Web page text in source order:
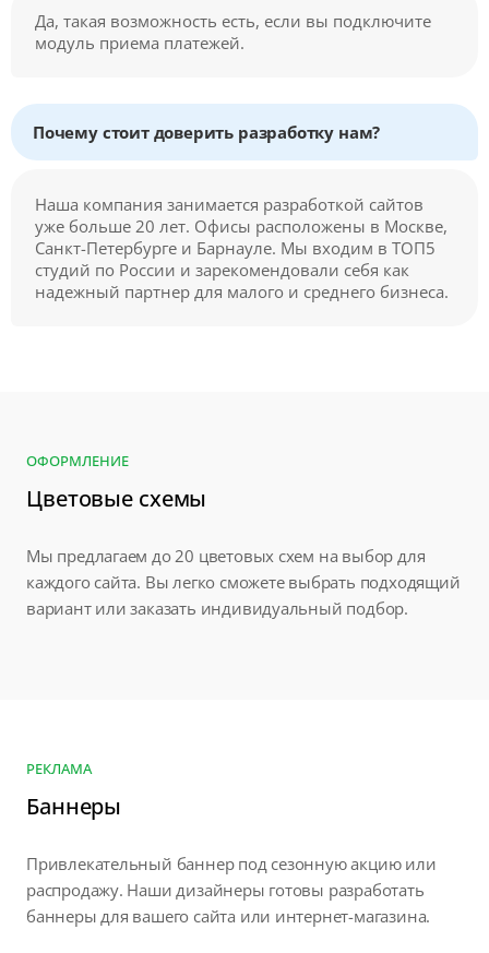
Да, такая возможность есть, если вы подключите
модуль приема платежей.
Почему стоит доверить разработку нам?
Наша компания занимается разработкой сайтов
уже больше 20 лет. Офисы расположены в Москве,
Санкт-Петербурге и Барнауле. Мы входим в ТОП5
студий по России и зарекомендовали себя как
надежный партнер для малого и среднего бизнеса.
ОФОРМЛЕНИЕ
Цветовые схемы
Мы предлагаем до 20 цветовых схем на выбор для
каждого сайта. Вы легко сможете выбрать подходящий
вариант или заказать индивидуальный подбор.
РЕКЛАМА
Баннеры
Привлекательный баннер под сезонную акцию или
распродажу. Наши дизайнеры готовы разработать
баннеры для вашего сайта или интернет-магазина.